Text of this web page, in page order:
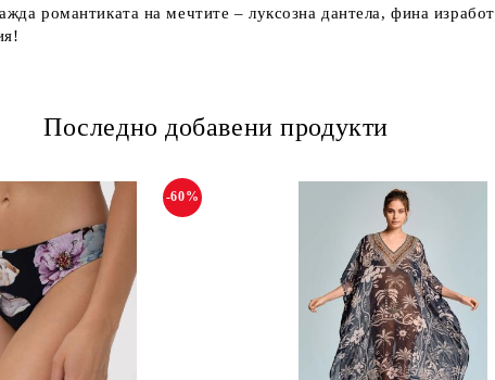
романтиката на мечтите – луксозна дантела, фина
Последно добавени продукти
-60%